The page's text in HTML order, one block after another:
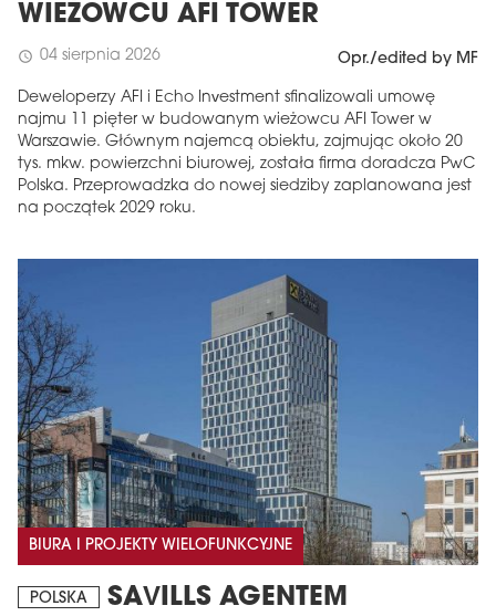
WIEŻOWCU AFI TOWER
schedule 04 sierpnia 2026 Opr./edited by MF
Deweloperzy AFI i Echo Investment sfinalizowali umowę
najmu 11 pięter w budowanym wieżowcu AFI Tower w
Warszawie. Głównym najemcą obiektu, zajmując około 20
tys. mkw. powierzchni biurowej, została firma doradcza PwC
Polska. Przeprowadzka do nowej siedziby zaplanowana jest
na początek 2029 roku.
BIURA I PROJEKTY WIELOFUNKCYJNE
POLSKA
SAVILLS AGENTEM